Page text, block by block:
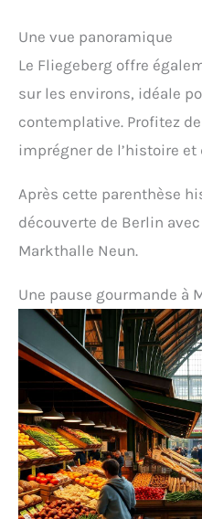
Une vue panoramique
Le Fliegeberg offre
sur les environs, idéale
contemplative. Profitez
imprégner de l’histoire
Après cette parenthèse
découverte de Berlin
Markthalle Neun.
Une pause gourmande à